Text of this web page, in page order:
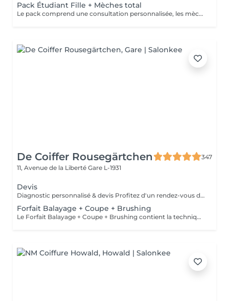
Pack Étudiant Fille + Mèches total
Le pack comprend une consultation personnalisée, les mèches avec les produits LOREAL PROFESSIONNEL, shampooing et conditionneur spécifiques REDKEN, la coupe IGORANCE, ( finition sur cheveux sec), le séchage et les produits de styling REDKEN. * Tarifs à titre indicatifs à confirmer après la consultation personnalisée établit auprès de votre coiffeur/stylist/spécialiste * La direction se réserve le droit d’apporter des modifications pour le bon fonctionnement du salon
De Coiffer Rousegärtchen
347
11, Avenue de la Liberté Gare L-1931
Devis
Diagnostic personnalisé & devis Profitez d'un rendez-vous dédié pour échanger sur votre projet, recevoir des conseils personnalisés et obtenir un devis sur mesure. Le montant du rendez-vous sera déduit lors de la réalisation de votre prestation.
Forfait Balayage + Coupe + Brushing
Le Forfait Balayage + Coupe + Brushing contient la technique Balayage, un coulage (pour donner le bon reflet au Balayage), Olaplex, une Coupe et un Brushing. Dépendant de la quantité de produit utilisée ou de la longueur des cheveux, le prix peut varier. En cas de questions veuillez appeler au +352 26 35 02 89.